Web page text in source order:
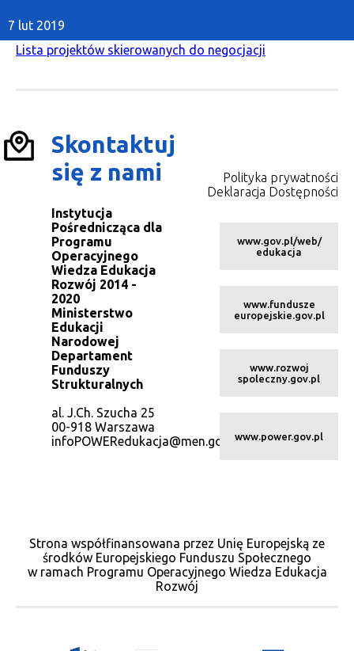
7 lut 2019
Lista projektów skierowanych do negocjacji
Skontaktuj
się z nami
Instytucja
Pośrednicząca dla
Programu
Operacyjnego
Wiedza Edukacja
Rozwój 2014 -
2020
Ministerstwo
Edukacji
Narodowej
Departament
Funduszy
Strukturalnych
al. J.Ch. Szucha 25
00-918 Warszawa
infoPOWERedukacja@men.gov.pl
Polityka prywatności
Deklaracja Dostępności
www.gov.pl/web/
edukacja
www.fundusze
europejskie.gov.pl
www.rozwoj
spoleczny.gov.pl
www.power.gov.pl
Strona współfinansowana przez Unię Europejską ze
środków Europejskiego Funduszu Społecznego
w ramach Programu Operacyjnego Wiedza Edukacja
Rozwój